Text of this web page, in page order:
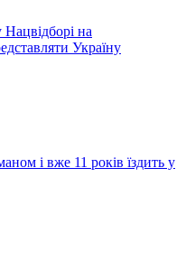
на
Україну
і вже 11 років їздить у